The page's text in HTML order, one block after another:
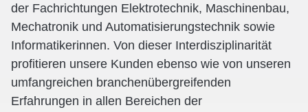
der Fachrichtungen Elektrotechnik, Maschinenbau,
Mechatronik und Automatisierungstechnik sowie
Informatikerinnen. Von dieser Interdisziplinarität
profitieren unsere Kunden ebenso wie von unseren
umfangreichen branchenübergreifenden
Erfahrungen in allen Bereichen der